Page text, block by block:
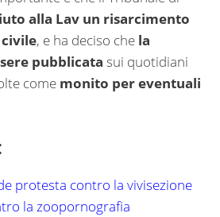
alla Lav un risarcimento
, e ha deciso che la
pubblicata sui quotidiani
come monito per eventuali
protesta contro la vivisezione
la zoopornografia